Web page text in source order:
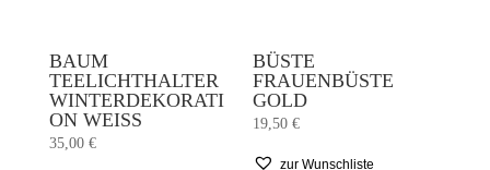
BAUM
TEELICHTHALTER
WINTERDEKORATI
ON WEISS
35,00 €
BÜSTE
FRAUENBÜSTE
GOLD
19,50€
zur Wunschliste